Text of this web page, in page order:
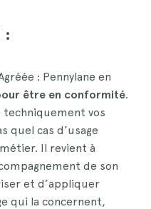
:
: Pennylane en
être en conformité.
techniquement vos
quel cas d’usage
Il revient à
de son
et d’appliquer
qui la concernent,